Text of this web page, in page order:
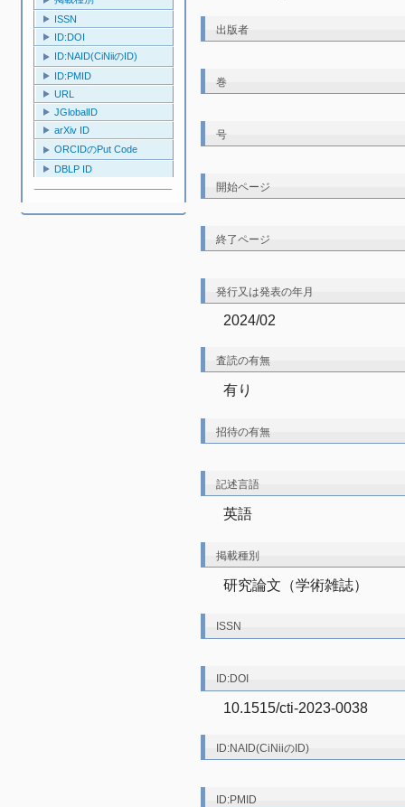
ISSN
ID:DOI
ID:NAID(CiNiiのID)
ID:PMID
URL
JGlobalID
arXiv ID
ORCIDのPut Code
DBLP ID
出版者
巻
号
開始ページ
終了ページ
発行又は発表の年月
2024/02
査読の有無
有り
招待の有無
記述言語
英語
掲載種別
研究論文（学術雑誌）
ISSN
ID:DOI
10.1515/cti-2023-0038
ID:NAID(CiNiiのID)
ID:PMID